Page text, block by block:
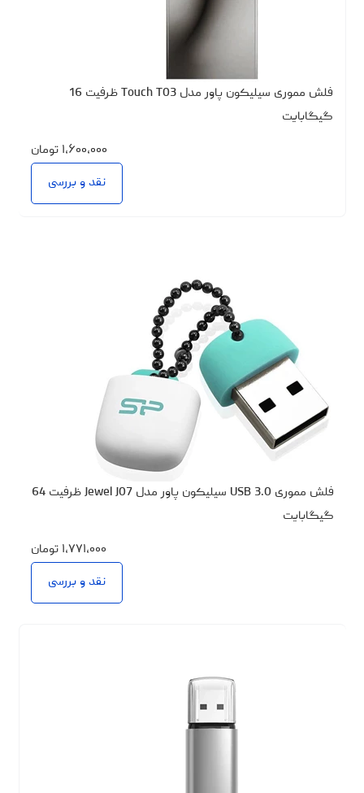
فلش مموری سیلیکون پاور مدل Touch T03 ظرفیت 16
گیگابایت
۱،۶۰۰،۰۰۰ تومان
نقد و بررسی
فلش مموری USB 3.0 سیلیکون پاور مدل Jewel J07 ظرفیت 64
گیگابایت
۱،۷۷۱،۰۰۰ تومان
نقد و بررسی